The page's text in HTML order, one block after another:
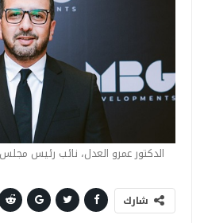
الدكتور عمرو العدل، نائب رئيس مجلس
شارك